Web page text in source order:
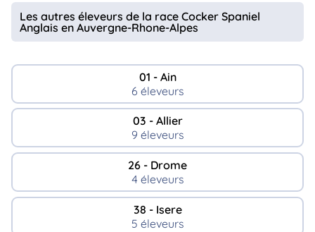
Les autres éleveurs de la race Cocker Spaniel
Anglais en Auvergne-Rhone-Alpes
01 - Ain
6 éleveurs
03 - Allier
9 éleveurs
26 - Drome
4 éleveurs
38 - Isere
5 éleveurs